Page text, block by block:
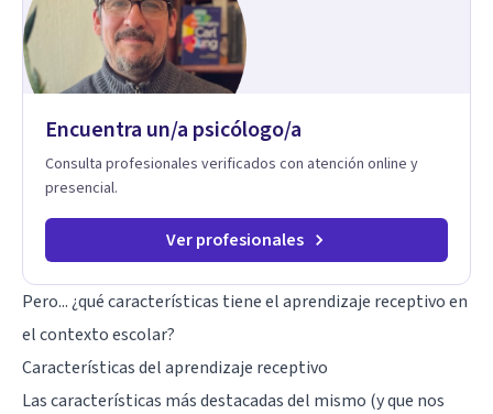
trabaja el síntoma, trabaja la raíz que lo origina. Su
metodología interviene en tres niveles: regulación del
sistema emocional, reprocesamiento de heridas de la
infancia y reestructuración cognitiva profunda, permitiendo
origen. Si buscas un proceso superficial, este no es el lugar.
raíz de lo que te ocurre, la Dra. Sandra Milena Jiménez Duque
es una de las mejores opciones para acompañarte. Porque
cuando sanas tu mundo interno, cambias tu forma de pensar,
Encuentra un/a psicólogo/a
Consulta profesionales verificados con atención online y
presencial.
Ver profesionales
Pero... ¿qué características tiene el aprendizaje receptivo en
el contexto escolar?
Características del aprendizaje receptivo
Las características más destacadas del mismo (y que nos